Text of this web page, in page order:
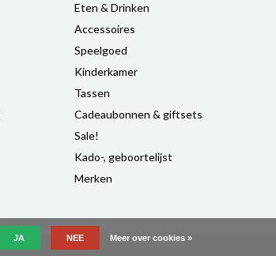
Eten & Drinken
Accessoires
Speelgoed
Kinderkamer
Tassen
Cadeaubonnen & giftsets
Sale!
Kado-, geboortelijst
Merken
JA NEE Meer over cookies »